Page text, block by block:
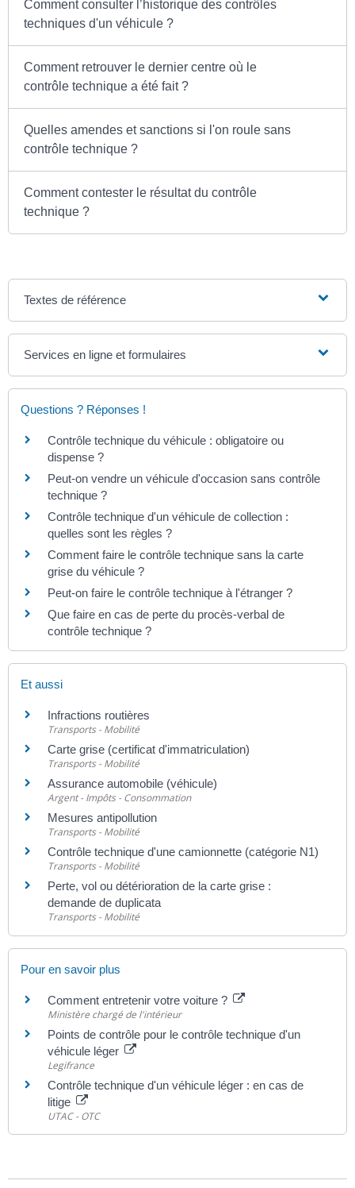
Comment consulter l’historique des contrôles
techniques d'un véhicule ?
Comment retrouver le dernier centre où le
contrôle technique a été fait ?
Quelles amendes et sanctions si l'on roule sans
contrôle technique ?
Comment contester le résultat du contrôle
technique ?
Textes de référence
Services en ligne et formulaires
Questions ? Réponses !
Contrôle technique du véhicule : obligatoire ou
dispense ?
Peut-on vendre un véhicule d'occasion sans contrôle
technique ?
Contrôle technique d'un véhicule de collection :
quelles sont les règles ?
Comment faire le contrôle technique sans la carte
grise du véhicule ?
Peut-on faire le contrôle technique à l'étranger ?
Que faire en cas de perte du procès-verbal de
contrôle technique ?
Et aussi
Infractions routières
Transports - Mobilité
Carte grise (certificat d'immatriculation)
Transports - Mobilité
Assurance automobile (véhicule)
Argent - Impôts - Consommation
Mesures antipollution
Transports - Mobilité
Contrôle technique d'une camionnette (catégorie N1)
Transports - Mobilité
Perte, vol ou détérioration de la carte grise :
demande de duplicata
Transports - Mobilité
Pour en savoir plus
Comment entretenir votre voiture ?
Ministère chargé de l'intérieur
Points de contrôle pour le contrôle technique d'un
véhicule léger
Legifrance
Contrôle technique d'un véhicule léger : en cas de
litige
UTAC - OTC